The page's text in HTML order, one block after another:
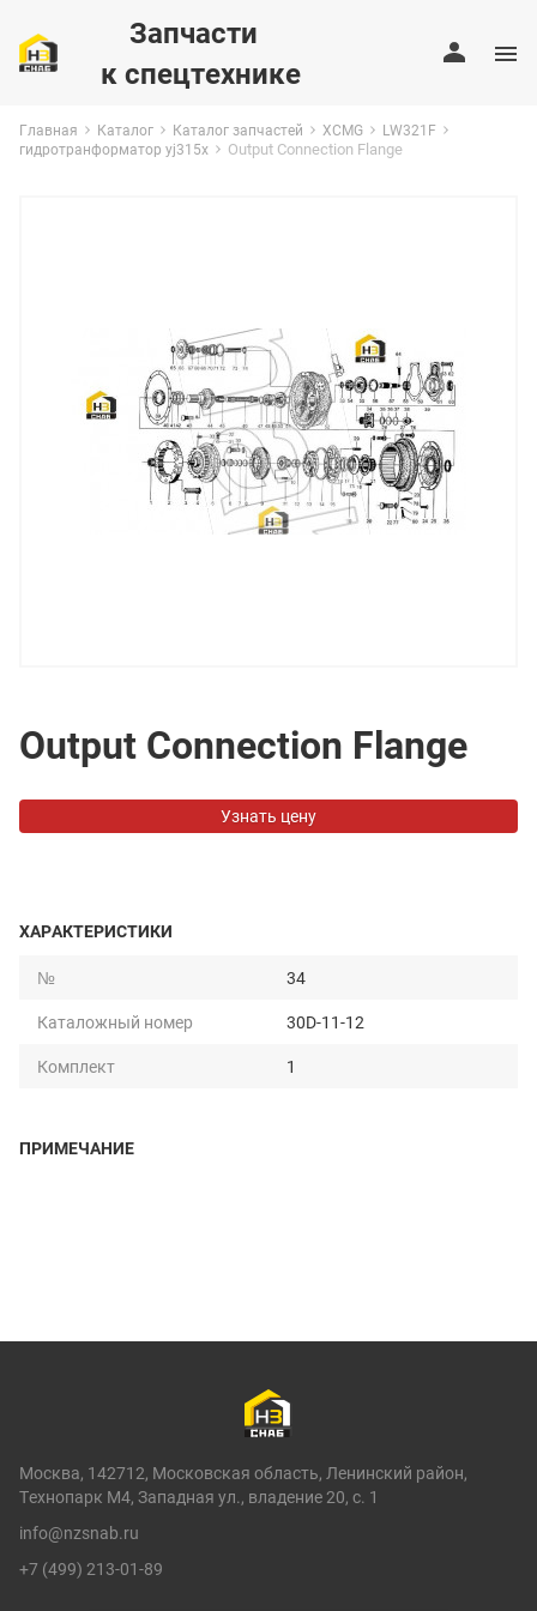
Запчасти
к спецтехнике
Главная Каталог Каталог запчастей XCMG
LW321F
гидротранформатор yj315x
Output Connection Flange
Output Connection Flange
Узнать цену
ХАРАКТЕРИСТИКИ
№
34
Каталожный номер
30D-11-12
Комплект
1
ПРИМЕЧАНИЕ
Москва, 142712, Московская область, Ленинский район,
Технопарк М4, Западная ул., владение 20, с. 1
info@nzsnab.ru
+7 (499) 213-01-89